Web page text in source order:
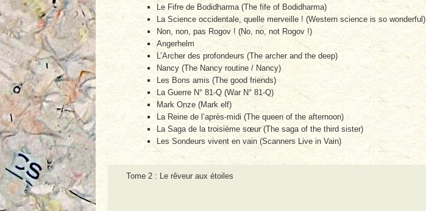
Le Fifre de Bodidharma (The fife of Bodidharma)
La Science occidentale, quelle merveille ! (Western science is so wonderful)
Non, non, pas Rogov ! (No, no, not Rogov !)
Angerhelm
L’Archer des profondeurs (The archer and the deep)
Nancy (The Nancy routine / Nancy)
Les Bons amis (The good friends)
La Guerre N° 81-Q (War N° 81-Q)
Mark Onze (Mark elf)
La Reine de l’après-midi (The queen of the afternoon)
La Saga de la troisième sœur (The saga of the third sister)
Les Sondeurs vivent en vain (Scanners Live in Vain)
Tome 2 : Le rêveur aux étoiles